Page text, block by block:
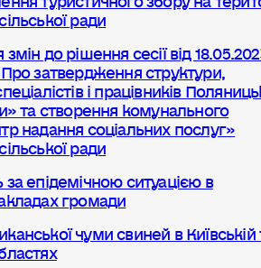
ради
до рішення сесії від
затвердження структури,
і працівників
та створення комунального
надання соціальних послуг»
ради
епідемічною ситуацією в
громади
чуми свиней в Київській